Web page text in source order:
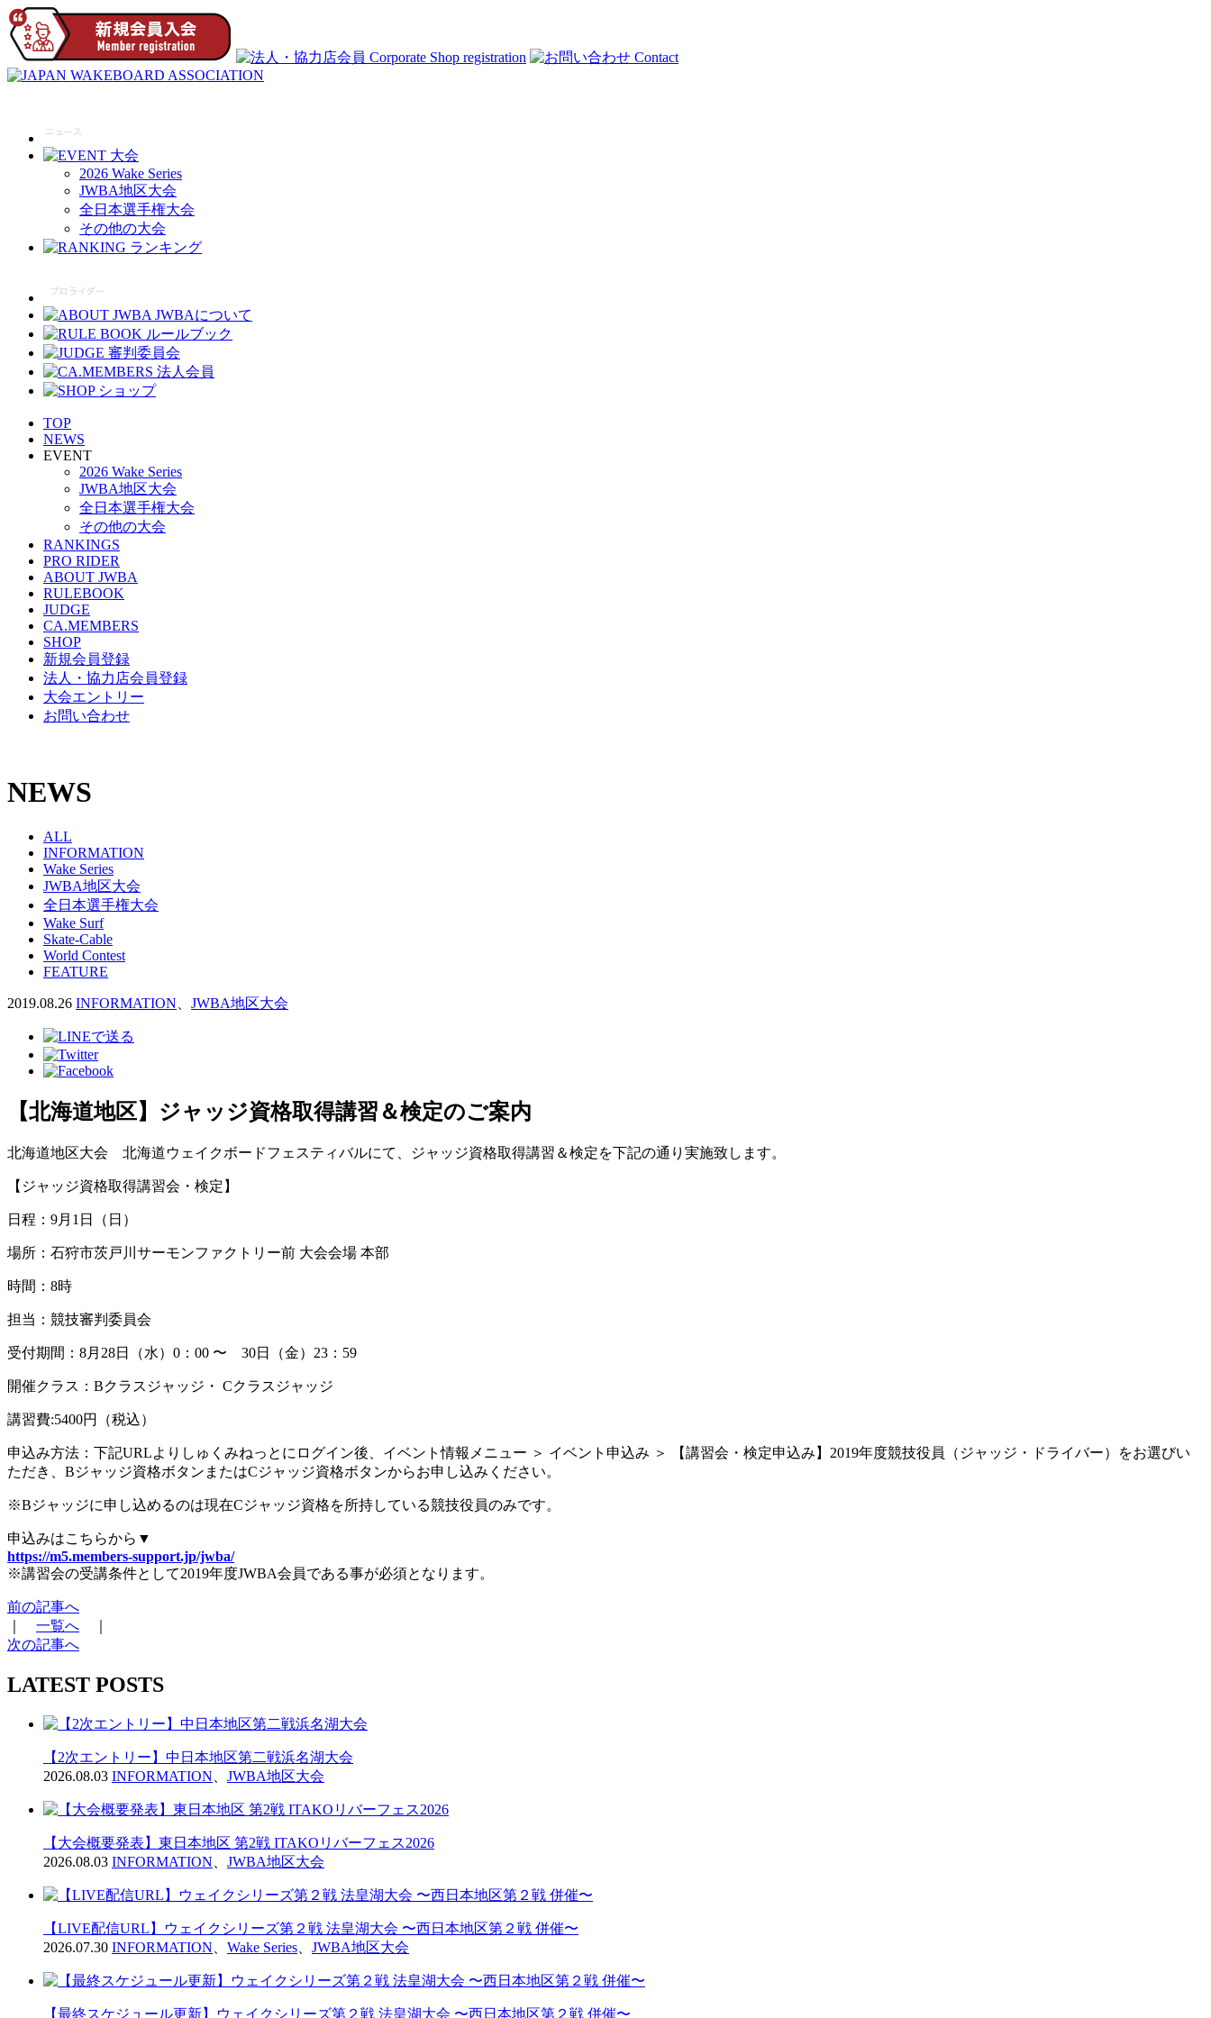
2026 Wake Series
JWBA地区大会
全日本選手権大会
その他の大会
TOP
NEWS
EVENT
2026 Wake Series
JWBA地区大会
全日本選手権大会
その他の大会
RANKINGS
PRO RIDER
ABOUT JWBA
RULEBOOK
JUDGE
CA.MEMBERS
SHOP
新規会員登録
法人・協力店会員登録
大会エントリー
お問い合わせ
NEWS
ALL
INFORMATION
Wake Series
JWBA地区大会
全日本選手権大会
Wake Surf
Skate-Cable
World Contest
FEATURE
2019.08.26 INFORMATION JWBA地区大会
【北海道地区】ジャッジ資格取得講習＆検定のご案内
北海道地区大会 北海道ウェイクボードフェスティバルにて、ジャッジ資格取得講習＆検定を下記の通り実施致します。
【ジャッジ資格取得講習会・検定】
日程：9月1日（日）
場所：石狩市茨戸川サーモンファクトリー前 大会会場 本部
時間：8時
担当：競技審判委員会
受付期間：8月28日（水）0：00 〜 30日（金）23：59
開催クラス：Bクラスジャッジ・ Cクラスジャッジ
講習費:5400円（税込）
申込み方法：下記URLよりしゅくみねっとにログイン後、イベント情報メニュー ＞ イベント申込み ＞ 【講習会・検定申込み】2019年度競技役員（ジャッジ・ドライバー）をお選びい
ただき、Bジャッジ資格ボタンまたはCジャッジ資格ボタンからお申し込みください。
※Bジャッジに申し込めるのは現在Cジャッジ資格を所持している競技役員のみです。
申込みはこちらから▼
https://m5.members-support.jp/jwba/
※講習会の受講条件として2019年度JWBA会員である事が必須となります。
前の記事へ
一覧へ
次の記事へ
LATEST POSTS
【2次エントリー】中日本地区第二戦浜名湖大会
2026.08.03 INFORMATION JWBA地区大会
【大会概要発表】東日本地区 第2戦 ITAKOリバーフェス2026
2026.08.03 INFORMATION JWBA地区大会
【LIVE配信URL】ウェイクシリーズ第２戦 法皇湖大会 〜西日本地区第２戦 併催〜
2026.07.30 INFORMATION Wake Series JWBA地区大会
【最終スケジュール更新】ウェイクシリーズ第２戦 法皇湖大会 〜西日本地区第２戦 併催〜